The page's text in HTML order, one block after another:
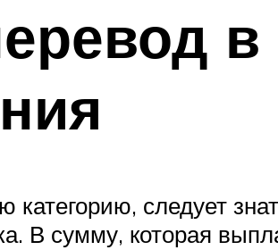
следует
В сумму, которая